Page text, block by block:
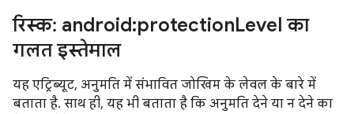
रिस्क: android:protectionLevel का
गलत इस्तेमाल
यह एट्रिब्यूट, अनुमति में संभावित जोखिम के लेवल के बारे में
बताता है. साथ ही, यह भी बताता है कि अनुमति देने या न देने का